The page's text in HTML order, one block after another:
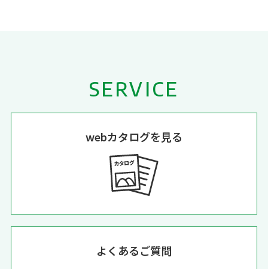
SERVICE
webカタログを見る
よくあるご質問